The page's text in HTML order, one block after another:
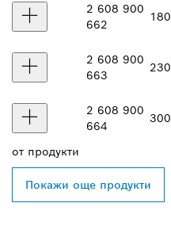
2 608 900
662
180
2 608 900
663
230
2 608 900
664
300
от продукти
Покажи още продукти